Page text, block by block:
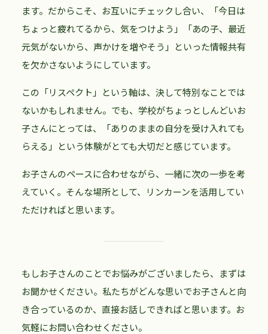
ます。だからこそ、お互いにチェックし合い、「今日は
ちょっと疲れてるから、気をつけよう」「あの子、最近
元気がないから、声かけを増やそう」といった情報共有
を欠かさないようにしています。
この「リスペクト」という軸は、決して特別なことでは
ないかもしれません。でも、学校がちょっとしんどいお
子さんにとっては、「ありのままの自分を受け入れても
らえる」という体験がとても大切だと感じています。
お子さんのペースに合わせながら、一緒に次の一歩を考
えていく。そんな場所として、リンカーンを活用してい
ただければと思います。
もしお子さんのことでお悩みがございましたら、まずは
お聞かせください。私たちがどんな思いでお子さんと向
き合っているのか、直接お話しできればと思います。お
気軽にお問い合わせください。